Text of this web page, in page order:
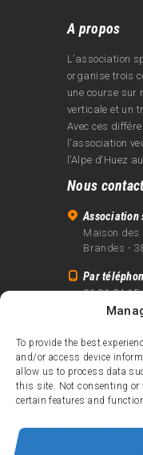
To provide the best
and/or access device
allow us to process data
this site. Not consenting or
certain features and
A propos
L’association
organise trois
une course sur
verticale et un
Avec ces
l’association
l’Alpe d‘Huez
Nous
Association
Maison des
Brandes -
Par
06 81 24 15